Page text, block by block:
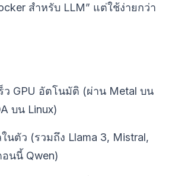
สำหรับ LLM” แต่ใช้ง่ายกว่า
ร็ว GPU อัตโนมัติ (ผ่าน Metal บน
บน Linux)
นตัว (รวมถึง Llama 3, Mistral,
นนี้ Qwen)